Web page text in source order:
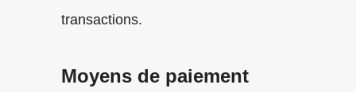
transactions.
Moyens de paiement